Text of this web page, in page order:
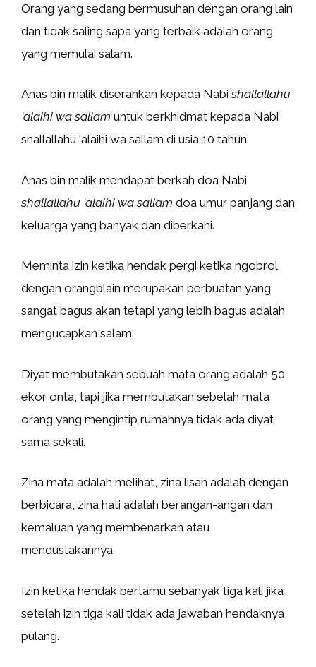
Orang yang sedang bermusuhan dengan orang lain
dan tidak saling sapa yang terbaik adalah orang
yang memulai salam.
Anas bin malik diserahkan kepada Nabishallallahu
‘alaihi wa sallam untuk berkhidmat kepada Nabi
shallallahu ‘alaihi wa sallam di usia 10 tahun.
Anas bin malik mendapat berkah doa Nabi
shallallahu ‘alaihi wa sallam doa umur panjang dan
keluarga yang banyak dan diberkahi.
Meminta izin ketika hendak pergi ketika ngobrol
dengan orangblain merupakan perbuatan yang
sangat bagus akan tetapi yang lebih bagus adalah
mengucapkan salam.
Diyat membutakan sebuah mata orang adalah 50
ekor onta, tapi jika membutakan sebelah mata
orang yang mengintip rumahnya tidak ada diyat
sama sekali.
Zina mata adalah melihat, zina lisan adalah dengan
berbicara, zina hati adalah berangan-angan dan
kemaluan yang membenarkan atau
mendustakannya.
Izin ketika hendak bertamu sebanyak tiga kali jika
setelah izin tiga kali tidak ada jawaban hendaknya
pulang.